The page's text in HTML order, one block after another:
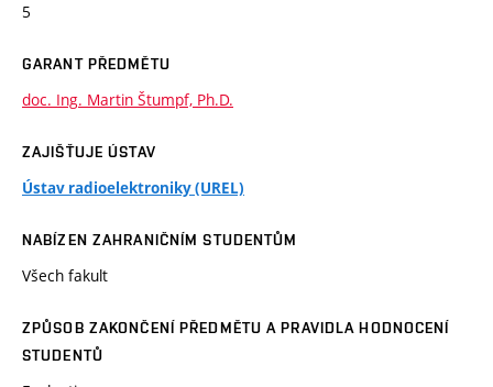
5
GARANT PŘEDMĚTU
doc. Ing. Martin Štumpf, Ph.D.
ZAJIŠŤUJE ÚSTAV
Ústav radioelektroniky (UREL)
NABÍZEN ZAHRANIČNÍM STUDENTŮM
Všech fakult
ZPŮSOB ZAKONČENÍ PŘEDMĚTU A PRAVIDLA HODNOCENÍ
STUDENTŮ